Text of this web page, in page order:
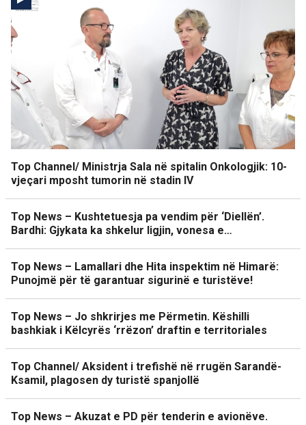
Top Channel/ Ministrja Sala në spitalin Onkologjik: 10-
vjeçari mposht tumorin në stadin IV
Top News – Kushtetuesja pa vendim për ‘Diellën’.
Bardhi: Gjykata ka shkelur ligjin, vonesa e…
Top News – Lamallari dhe Hita inspektim në Himarë:
Punojmë për të garantuar sigurinë e turistëve!
Top News – Jo shkrirjes me Përmetin. Këshilli
bashkiak i Këlcyrës ‘rrëzon’ draftin e territoriales
Top Channel/ Aksident i trefishë në rrugën Sarandë-
Ksamil, plagosen dy turistë spanjollë
Top News – Akuzat e PD për tenderin e avionëve.